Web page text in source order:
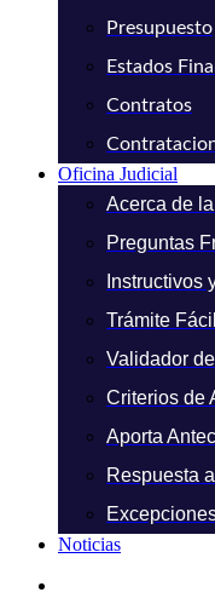
Presupuesto
Estados
Contratos
Oficina Judicial
Acerca de
Preguntas
Instructivos
Trámite Fácil
Validador
Criterios de
Aporta
Respuesta
Noticias